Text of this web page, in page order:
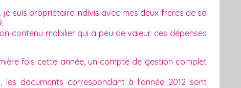
suis propriétaire indivis avec mes deux freres de sa
contenu mobilier qui a peu de valeur. ces dépenses
fois cette année, un compte de gestion complet
documents correspondant à l'année 2012 sont